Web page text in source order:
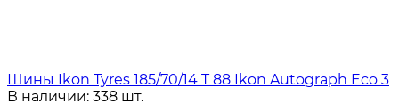
Шины Ikon Tyres 185/70/14 T 88 Ikon Autograph Eco 3
В наличии: 338 шт.